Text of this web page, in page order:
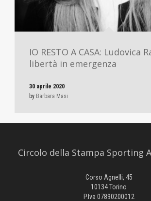
IO RESTO A CASA: Ludovica
libertà in emergenza
30 aprile 2020
by Barbara Masi
Circolo della Stampa Sporting
Corso Agnelli, 45
10134 Torino
P.Iva 07890200012